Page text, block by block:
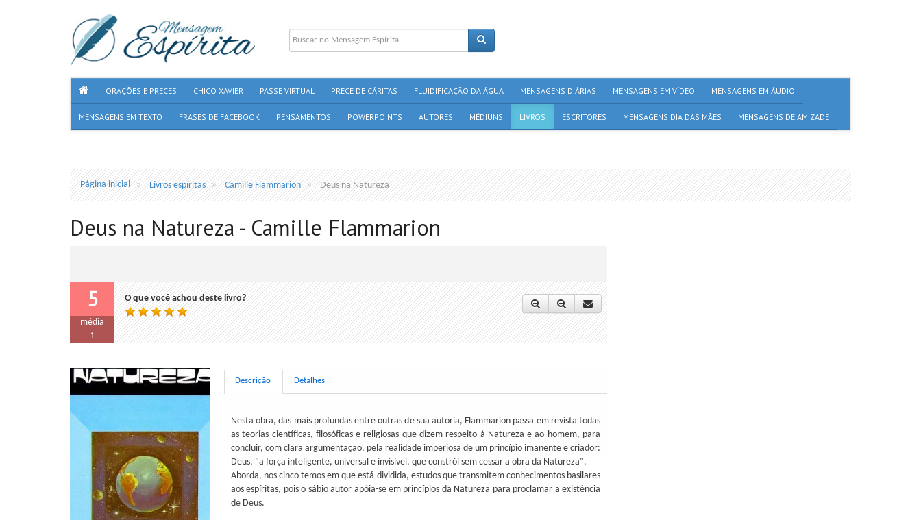
ORAÇÕES E PRECES CHICO XAVIER PASSE VIRTUAL PRECE DE CÁRITAS FLUIDIFICAÇÃO DA ÁGUA MENSAGENS DIÁRIAS MENSAGENS EM VÍDEO MENSAGENS EM ÁUDIO
MENSAGENS EM TEXTO FRASES DE FACEBOOK PENSAMENTOS POWERPOINTS AUTORES MÉDIUNS LIVROS ESCRITORES MENSAGENS DIA DAS MÃES MENSAGENS DE AMIZADE
Página inicial Livros espíritas Camille Flammarion Deus na Natureza
Deus na Natureza - Camille Flammarion
5
média
1
O que você achou deste livro?
Descrição Detalhes
Nesta obra, das mais profundas entre outras de sua autoria, Flammarion passa em revista todas
as teorias científicas, filosóficas e religiosas que dizem respeito à Natureza e ao homem, para
concluir, com clara argumentação, pela realidade imperiosa de um princípio imanente e criador:
Deus, "a força inteligente, universal e invisível, que constrói sem cessar a obra da Natureza".
Aborda, nos cinco temos em que está dividida, estudos que transmitem conhecimentos basilares
aos espíritas, pois o sábio autor apóia-se em princípios da Natureza para proclamar a existência
de Deus.